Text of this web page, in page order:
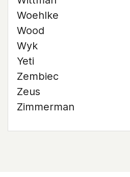
Woehlke
Wood
Wyk
Yeti
Zembiec
Zeus
Zimmerman